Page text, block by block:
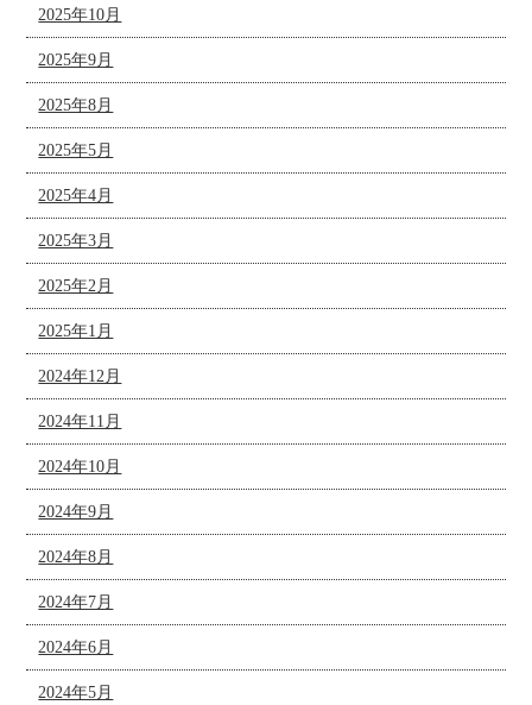
2025年10月
2025年9月
2025年8月
2025年5月
2025年4月
2025年3月
2025年2月
2025年1月
2024年12月
2024年11月
2024年10月
2024年9月
2024年8月
2024年7月
2024年6月
2024年5月